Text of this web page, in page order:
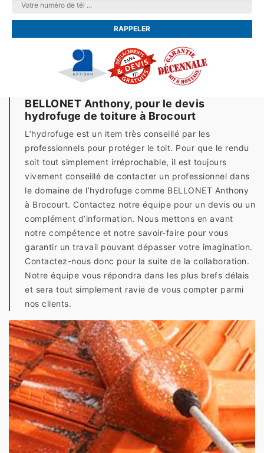
BELLONET Anthony, pour le devis
hydrofuge de toiture à Brocourt
L’hydrofuge est un item très conseillé par les
professionnels pour protéger le toit. Pour que le rendu
soit tout simplement irréprochable, il est toujours
vivement conseillé de contacter un professionnel dans
le domaine de l’hydrofuge comme BELLONET Anthony
à Brocourt. Contactez notre équipe pour un devis ou un
complément d’information. Nous mettons en avant
notre compétence et notre savoir-faire pour vous
garantir un travail pouvant dépasser votre imagination.
Contactez-nous donc pour la suite de la collaboration.
Notre équipe vous répondra dans les plus brefs délais
et sera tout simplement ravie de vous compter parmi
nos clients.